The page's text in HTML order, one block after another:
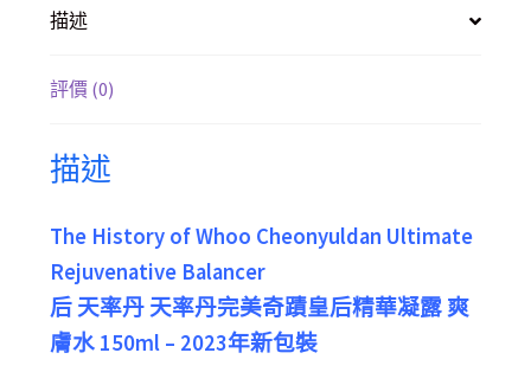
描述
評價 (0)
描述
The History of Whoo Cheonyuldan Ultimate
Rejuvenative Balancer
后 天率丹 天率丹完美奇蹟皇后精華凝露 爽
膚水 150ml – 2023年新包裝